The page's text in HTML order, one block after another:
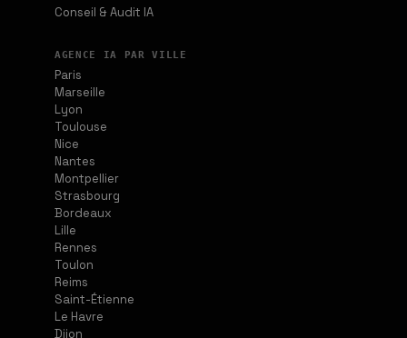
Conseil & Audit IA
AGENCE IA PAR VILLE
Paris
Marseille
Lyon
Toulouse
Nice
Nantes
Montpellier
Strasbourg
Bordeaux
Lille
Rennes
Toulon
Reims
Saint-Étienne
Le Havre
Dijon